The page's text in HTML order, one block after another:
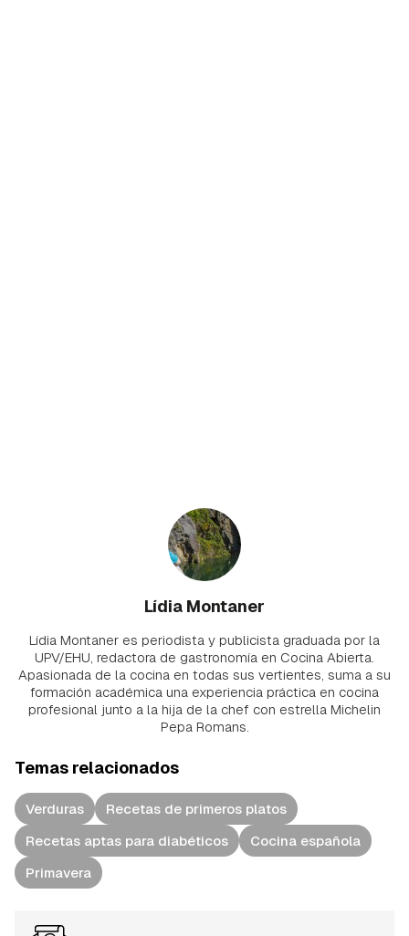
Lídia Montaner
Lídia Montaner es periodista y publicista graduada por la
UPV/EHU, redactora de gastronomía en Cocina Abierta.
Apasionada de la cocina en todas sus vertientes, suma a su
formación académica una experiencia práctica en cocina
profesional junto a la hija de la chef con estrella Michelin
Pepa Romans.
Temas relacionados
Verduras
Recetas de primeros platos
Recetas aptas para diabéticos
Cocina española
Primavera